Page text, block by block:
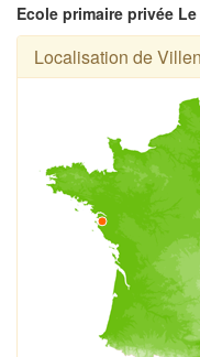
Ecole primaire privée
Localisation de